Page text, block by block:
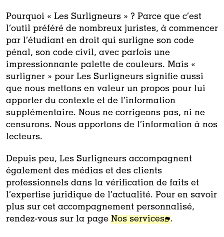
Pourquoi « Les Surligneurs » ? Parce que c’est
l’outil préféré de nombreux juristes, à commencer
par l’étudiant en droit qui surligne son code
pénal, son code civil, avec parfois une
impressionnante palette de couleurs. Mais «
surligner » pour Les Surligneurs signifie aussi
que nous mettons en valeur un propos pour lui
apporter du contexte et de l’information
supplémentaire. Nous ne corrigeons pas, ni ne
censurons. Nous apportons de l’information à nos
lecteurs.
Depuis peu, Les Surligneurs accompagnent
également des médias et des clients
professionnels dans la vérification de faits et
l’expertise juridique de l’actualité. Pour en savoir
plus sur cet accompagnement personnalisé,
rendez-vous sur la page Nos services .